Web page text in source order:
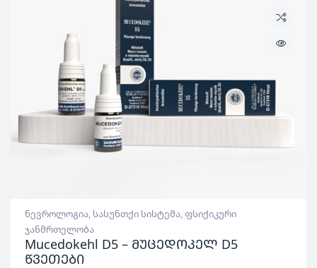
ნევროლოგია, სასუნთქი სისტემა,ფსიქიკური
ჯანმრთელობა
Mucedokehl D5 – მუცედოკელ D5
წვეთები